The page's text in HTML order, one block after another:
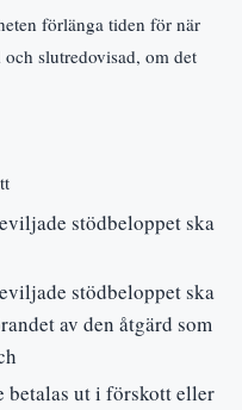
förlänga tiden för när
slutredovisad, om det
stödbeloppet ska
stödbeloppet ska
av den åtgärd som
betalas ut i förskott eller